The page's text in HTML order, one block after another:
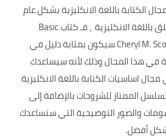
الكتابة باللغة الانكليزية بشكل عام
وترغب بتعلم كل مايتعلق باللغة الانكليزية ، فـ كتاب Basic
Writing Skills للكاتب Cheryl M. Scott سيكون بمثابة دليل في
في هذا المجال وذلك لأنه سيساعدك
اساسيات الكتابة باللغة الانكليزية
الممتاز للشروحات بالإضافة إلى
والصور التوضيحية التي ستساعدك
أفضل.